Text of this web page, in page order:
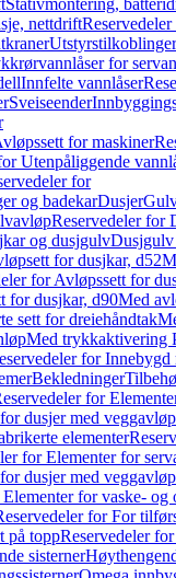
Stativmontering,
nettdrift
for
Innfelte vannlåser
Sveiseender
for maskiner
Utenpåliggende
for
og badekarDusjer
Reservedeler for
og dusjgulv
for dusjkar, d52
for Avløpssett for
for dusjkar, d90Med
sett for dreiehåndtak
Med trykkaktivering
for
Bekledninger
for
dusjer med veggavløp
elementer
for Elementer for
dusjer med veggavløp
for vaske- og
for For
på toppReservedeler
sisterner